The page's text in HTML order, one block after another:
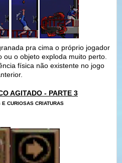
pra cima o próprio jogador
o objeto exploda muito perto.
física não existente no jogo
AGITADO - PARTE 3
CURIOSAS CRIATURAS